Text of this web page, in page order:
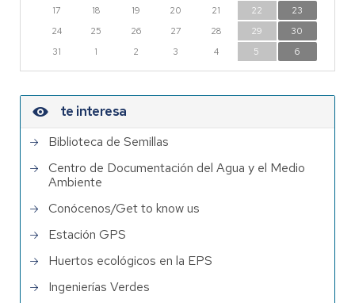
17
18 19 20 21 22
23
24
25 26 27 28 29
30
31
1 2 3 4 5 6
te interesa
Biblioteca de Semillas
Centro de Documentación del Agua y el Medio
Ambiente
Conócenos/Get to know us
Estación GPS
Huertos ecológicos en la EPS
Ingenierías Verdes